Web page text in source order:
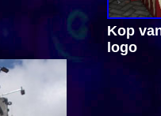
Kop
logo